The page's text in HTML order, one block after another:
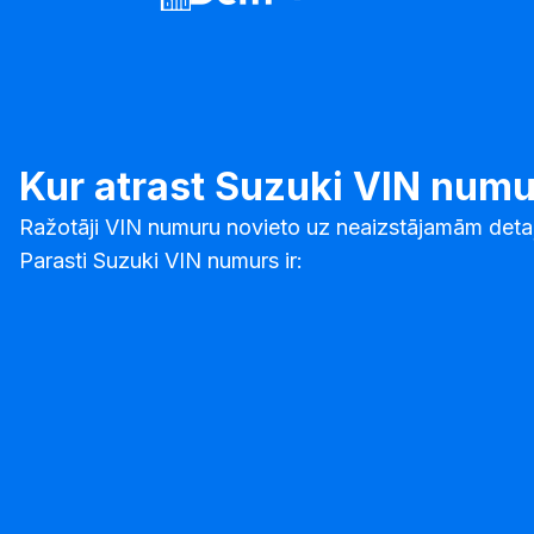
Kur atrast Suzuki VIN
Ražotāji VIN numuru novieto uz neaizstājamām
Parasti Suzuki VIN numurs ir: